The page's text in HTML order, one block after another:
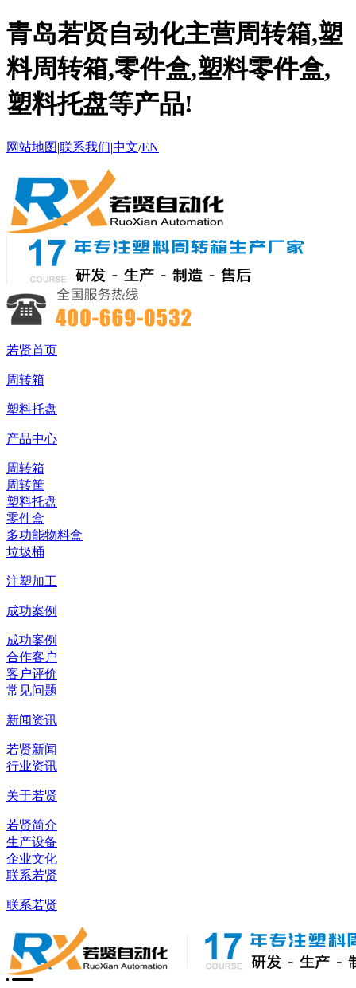
青岛若贤自动化主营周转箱,塑
料周转箱,零件盒,塑料零件盒,
塑料托盘等产品!
网站地图|联系我们|中文/EN
若贤首页
周转箱
塑料托盘
产品中心
周转箱
周转筐
塑料托盘
零件盒
多功能物料盒
垃圾桶
注塑加工
成功案例
成功案例
合作客户
客户评价
常见问题
新闻资讯
若贤新闻
行业资讯
关于若贤
若贤简介
生产设备
企业文化
联系若贤
联系若贤